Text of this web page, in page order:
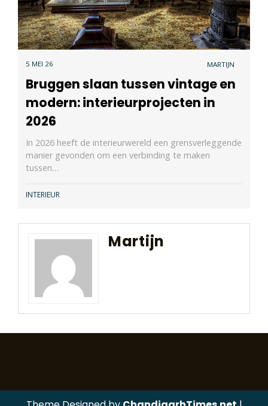
5 MEI 26 MARTIJN
Bruggen slaan tussen vintage en
modern: interieurprojecten in
2026
In 2026 heeft de interieurwereld een grensverleggende
manier gevonden om een verbinding te maken
tussen…
INTERIEUR
Martijn